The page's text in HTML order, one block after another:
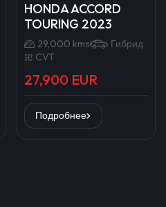
HONDA ACCORD
TOURING 2023
29,000 kms
Гибрид
CVT
27,900 EUR
Подробнее